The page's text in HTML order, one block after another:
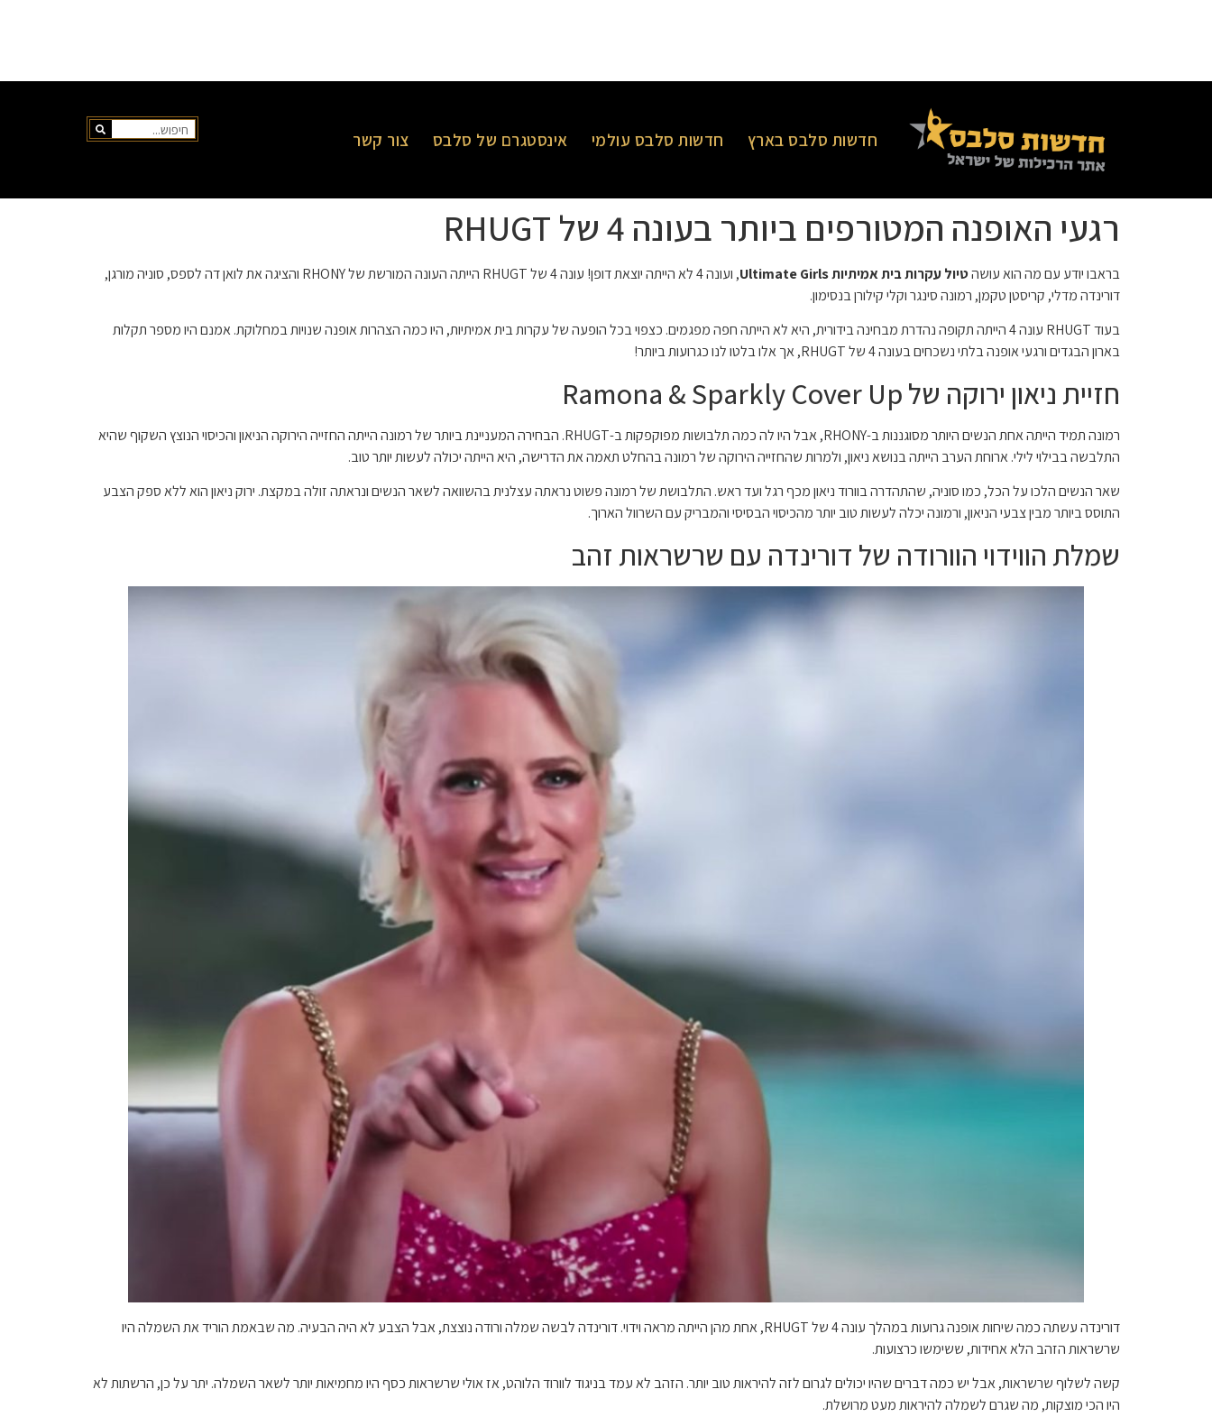
חדשות סלבס בארץ חדשות סלבס עולמי אינסטגרם של סלבס צור קשר
רגעי האופנה המטורפים ביותר בעונה 4 של RHUGT
בראבו יודע עם מה הוא עושהטיול עקרות בית אמיתיות Ultimate Girls
, ועונה 4 לא הייתה יוצאת דופן! עונה 4 של RHUGT הייתה העונה המורשת של RHONY והציגה את לואן דה לספס, סוניה מורגן,
דורינדה מדלי, קריסטן טקמן, רמונה סינגר וקלי קילורן בנסימון.
בעוד RHUGT עונה 4 הייתה תקופה נהדרת מבחינה בידורית, היא לא הייתה חפה מפגמים. כצפוי בכל הופעה של עקרות בית אמיתיות, היו כמה הצהרות אופנה שנויות במחלוקת. אמנם היו מספר תקלות
בארון הבגדים ורגעי אופנה בלתי נשכחים בעונה 4 של RHUGT, אך אלו בלטו לנו כגרועות ביותר!
חזיית ניאון ירוקה של Ramona & Sparkly Cover Up
רמונה תמיד הייתה אחת הנשים היותר מסוגננות ב-RHONY, אבל היו לה כמה תלבושות מפוקפקות ב-RHUGT. הבחירה המעניינת ביותר של רמונה הייתה החזייה הירוקה הניאון והכיסוי הנוצץ השקוף שהיא
התלבשה בבילוי לילי. ארוחת הערב הייתה בנושא ניאון, ולמרות שהחזייה הירוקה של רמונה בהחלט תאמה את הדרישה, היא הייתה יכולה לעשות יותר טוב.
שאר הנשים הלכו על הכל, כמו סוניה, שהתהדרה בוורוד ניאון מכף רגל ועד ראש. התלבושת של רמונה פשוט נראתה עצלנית בהשוואה לשאר הנשים ונראתה זולה במקצת. ירוק ניאון הוא ללא ספק הצבע
התוסס ביותר מבין צבעי הניאון, ורמונה יכלה לעשות טוב יותר מהכיסוי הבסיסי והמבריק עם השרוול הארוך.
שמלת הווידוי הוורודה של דורינדה עם שרשראות זהב
דורינדה עשתה כמה שיחות אופנה גרועות במהלך עונה 4 של RHUGT, אחת מהן הייתה מראה וידוי. דורינדה לבשה שמלה ורודה נוצצת, אבל הצבע לא היה הבעיה. מה שבאמת הוריד את השמלה היו
שרשראות הזהב הלא אחידות, ששימשו כרצועות.
קשה לשלוף שרשראות, אבל יש כמה דברים שהיו יכולים לגרום לזה להיראות טוב יותר. הזהב לא עמד בניגוד לוורוד הלוהט, אז אולי שרשראות כסף היו מחמיאות יותר לשאר השמלה. יתר על כן, הרשתות לא
היו הכי מוצקות, מה שגרם לשמלה להיראות מעט מרושלת.